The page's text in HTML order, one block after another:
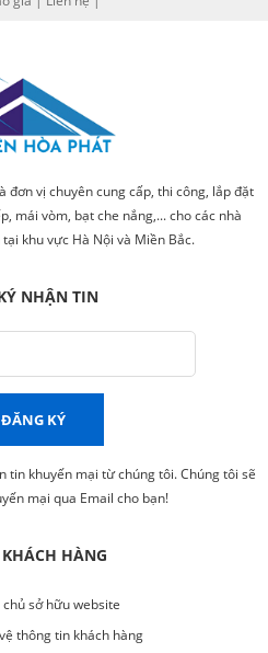
đơn vị chuyên cung cấp, thi công, lắp đặt
mái vòm, bạt che nắng,... cho các nhà
khu vực Hà Nội và Miền Bắc.
NHẬN TIN
ĐĂNG KÝ
tin khuyến mại từ chúng tôi. Chúng tôi sẽ
mại qua Email cho bạn!
HÀNG
sở hữu website
thông tin khách hàng